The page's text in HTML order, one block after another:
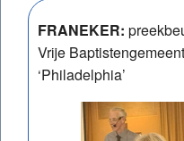
FRANEKER:
Vrije
‘Philadelphia’